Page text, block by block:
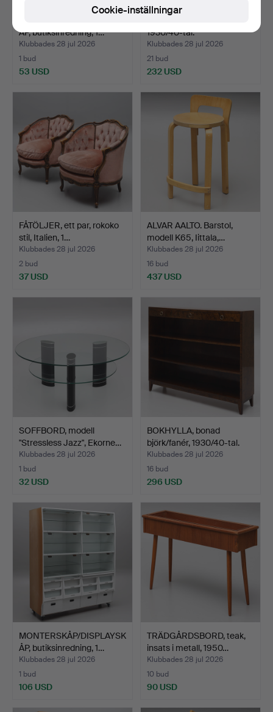
ÅP, butiksinredning, 1…
Klubbades 28 jul 2026
1 bud
53 USD
1930/40-tal.
Klubbades 28 jul 2026
21 bud
232 USD
FÅTÖLJER, ett par, rokoko
stil, Italien, 1…
Klubbades 28 jul 2026
2 bud
37 USD
ALVAR AALTO. Barstol,
modell K65, Iittala,…
Klubbades 28 jul 2026
16 bud
437 USD
SOFFBORD, modell
"Stressless Jazz", Ekorne…
Klubbades 28 jul 2026
1 bud
32 USD
BOKHYLLA, bonad
björk/fanér, 1930/40-tal.
Klubbades 28 jul 2026
16 bud
296 USD
MONTERSKÅP/DISPLAYSK
ÅP, butiksinredning, 1…
Klubbades 28 jul 2026
1 bud
106 USD
TRÄDGÅRDSBORD, teak,
insats i metall, 1950…
Klubbades 28 jul 2026
10 bud
90 USD
Cookie-inställningar